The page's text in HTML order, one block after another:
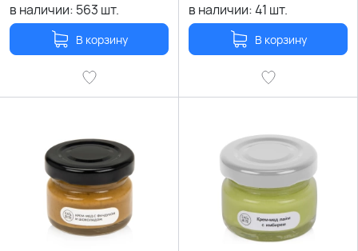
в наличии: 563 шт.
В корзину
в наличии:41 шт.
В корзину